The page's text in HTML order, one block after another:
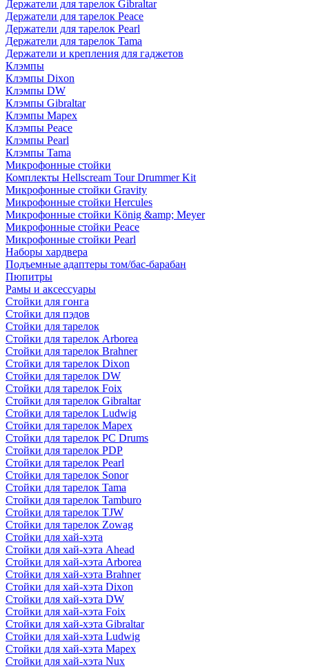
Держатели для тарелок Gibraltar
Держатели для тарелок Peace
Держатели для тарелок Pearl
Держатели для тарелок Tama
Держатели и крепления для гаджетов
Клэмпы
Клэмпы Dixon
Клэмпы DW
Клэмпы Gibraltar
Клэмпы Mapex
Клэмпы Peace
Клэмпы Pearl
Клэмпы Tama
Микрофонные стойки
Комплекты Hellscream Tour Drummer Kit
Микрофонные стойки Gravity
Микрофонные стойки Hercules
Микрофонные стойки König &amp; Meyer
Микрофонные стойки Peace
Микрофонные стойки Pearl
Наборы хардвера
Подъемные адаптеры том/бас-барабан
Пюпитры
Рамы и аксессуары
Стойки для гонга
Стойки для пэдов
Стойки для тарелок
Стойки для тарелок Arborea
Стойки для тарелок Brahner
Стойки для тарелок Dixon
Стойки для тарелок DW
Стойки для тарелок Foix
Стойки для тарелок Gibraltar
Стойки для тарелок Ludwig
Стойки для тарелок Mapex
Стойки для тарелок PC Drums
Стойки для тарелок PDP
Стойки для тарелок Pearl
Стойки для тарелок Sonor
Стойки для тарелок Tama
Стойки для тарелок Tamburo
Стойки для тарелок TJW
Стойки для тарелок Zowag
Стойки для хай-хэта
Стойки для хай-хэта Ahead
Стойки для хай-хэта Arborea
Стойки для хай-хэта Brahner
Стойки для хай-хэта Dixon
Стойки для хай-хэта DW
Стойки для хай-хэта Foix
Стойки для хай-хэта Gibraltar
Стойки для хай-хэта Ludwig
Стойки для хай-хэта Mapex
Стойки для хай-хэта Nux